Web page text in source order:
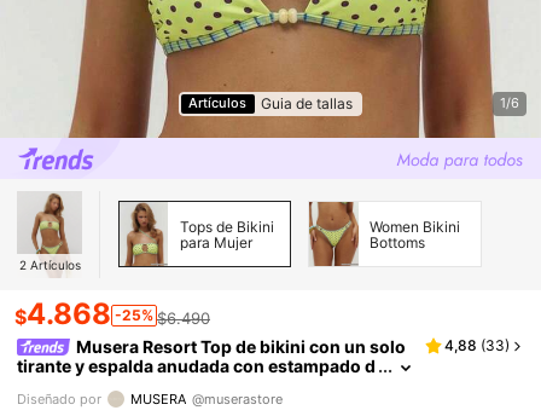
Artículos Guia de tallas 1/6
2 Artículos
Tops de Bikini
para Mujer
Women Bikini
Bottoms
$4.868 -25% $6.490
Musera Resort Top de bikini con un solo
tirante y espalda anudada con estampado d
ano, playa, vacaciones, uso diario, sexy y lindo,
4,88 (33)
Diseñado por MUSERA @muserastore